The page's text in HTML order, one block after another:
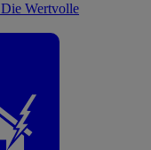
Die Wertvolle